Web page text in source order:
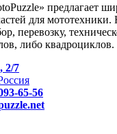
предлагает
для
перевозку,
либо квадроциклов.
2/7
65-56